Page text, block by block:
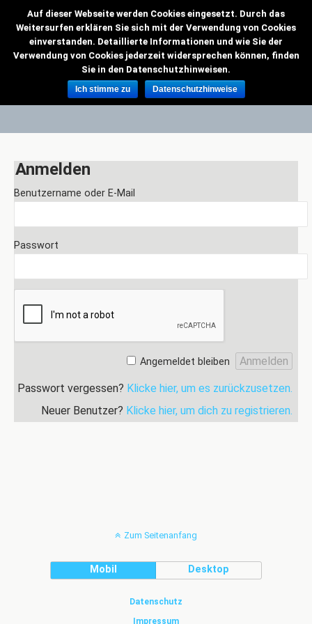
VMC Grenzflieger
Wilkommen
Anmelden
Benutzername oder E-Mail
Passwort
Angemeldet bleiben
Passwort vergessen? Klicke hier, um es zurückzusetzen.
Neuer Benutzer? Klicke hier, um dich zu registrieren.
Zum Seitenanfang
Mobil Desktop
Datenschutz
Impressum
Auf dieser Webseite werden Cookies eingesetzt. Durch das
Weitersurfen erklären Sie sich mit der Verwendung von Cookies
einverstanden. Detaillierte Informationen und wie Sie der
Verwendung von Cookies jederzeit widersprechen können, finden
Sie in den Datenschutzhinweisen.
Ich stimme zu Datenschutzhinweise